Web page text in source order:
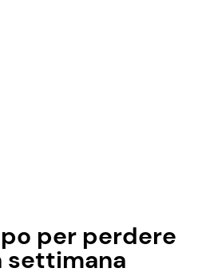
per perdere
settimana